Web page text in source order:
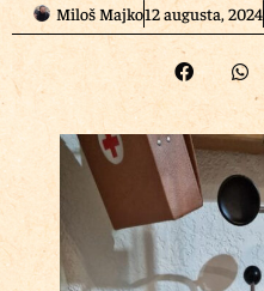
Miloš Majko12 augusta, 2024